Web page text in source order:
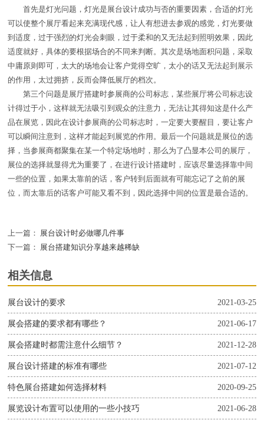
首先是灯光问题，灯光是展台设计成功与否的重要因素，合适的灯光
可以使整个展厅看起来充满现代感，让人有想进去参观的感觉，灯光要做
到适度，过于强烈的灯光会刺眼，过于柔和的又无法起到照明效果，因此
适度就好，具体的要根据场合的不同来判断。其次是场地面积问题，采取
中庸原则即可，太大的场地会让客户觉得空旷，太小的话又无法起到展示
的作用，太过拥挤，反而会降低展厅的档次。
第三个问题是展厅搭建时参展商的公司标志，某些展厅将公司标志设
计得过于小，这样就无法吸引到观众的注意力，无法让其得知这是什么产
品在展览，因此在设计参展商的公司标志时，一定要大要醒目，要让客户
可以瞬间注意到，这样才能起到展览的作用。最后一个问题就是展位的选
择，当参展商都聚集在某一个特定场地时，那么为了凸显本公司的展厅，
展位的选择就显得尤为重要了，在进行设计搭建时，应该尽量选择靠中间
一些的位置，如果太靠前的话，客户转到后面就有可能忘记了之前的展
位，而太靠后的话客户可能又看不到，因此选择中间的位置是最合适的。
上一篇：
展台设计时必做哪几件事
下一篇：
展台搭建知识分享越来越稀缺
相关信息
2021-03-25
展台设计的要求
2021-06-17
展会搭建的要求都有哪些？
2021-12-28
展会搭建时都需注意什么细节？
2021-07-12
展台设计搭建的标准有哪些
2020-09-25
特色展台搭建如何选择材料
2021-06-28
展览设计布置可以使用的一些小技巧